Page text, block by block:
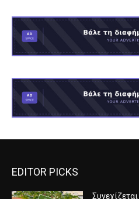
EDITOR PICKS